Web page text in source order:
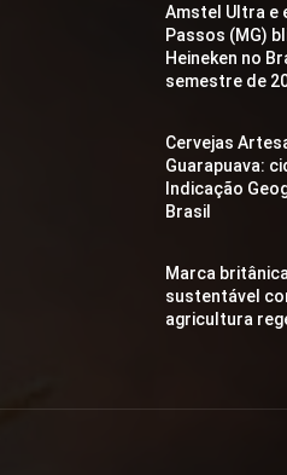
Amstel Ultra e
Passos (MG)
Heineken no
semestre de
Cervejas
Guarapuava:
Indicação
Brasil
Marca
sustentável
agricultura